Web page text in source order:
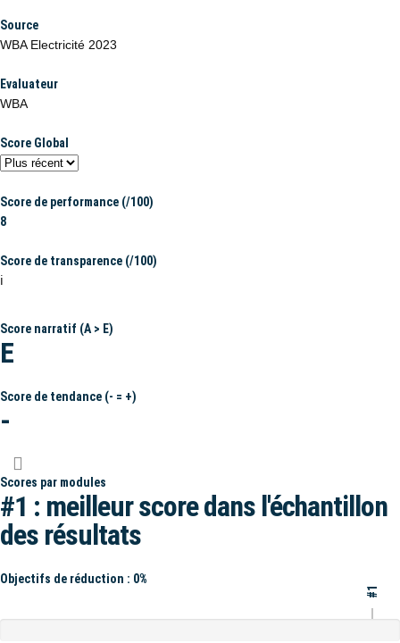
Source
WBA Electricité 2023
Evaluateur
WBA
Score Global
Score de performance (/100)
8
Score de transparence (/100)
ℹ️
Score narratif (A > E)
E
Score de tendance (- = +)
-
Scores par modules
#1 : meilleur score dans l'échantillon
des résultats
Objectifs de réduction : 0%
#1